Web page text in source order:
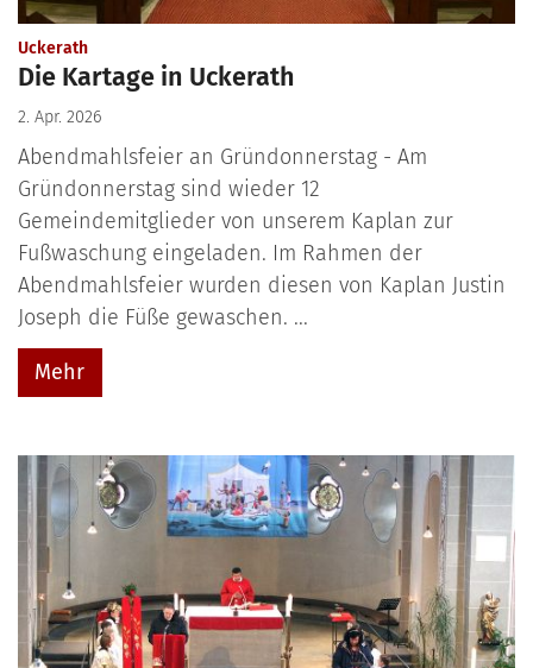
Uckerath:
Die Kartage in Uckerath
2. Apr. 2026
Abendmahlsfeier an Gründonnerstag - Am
Gründonnerstag sind wieder 12
Gemeindemitglieder von unserem Kaplan zur
Fußwaschung eingeladen. Im Rahmen der
Abendmahlsfeier wurden diesen von Kaplan Justin
Joseph die Füße gewaschen. ...
Mehr